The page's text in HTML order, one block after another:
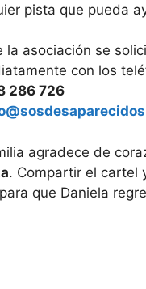
pista que pueda
la asociación se
con los
286 726
agradece de
. Compartir el cartel
que Daniela